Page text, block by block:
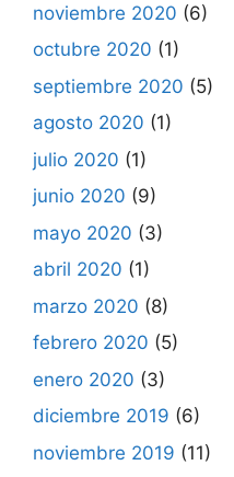
noviembre 2020 (6)
octubre 2020 (1)
septiembre 2020 (5)
agosto 2020 (1)
julio 2020 (1)
junio 2020 (9)
mayo 2020 (3)
abril 2020 (1)
marzo 2020 (8)
febrero 2020 (5)
enero 2020 (3)
diciembre 2019 (6)
noviembre 2019 (11)